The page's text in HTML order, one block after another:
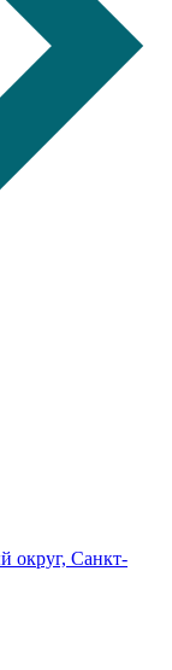
округ, Санкт-